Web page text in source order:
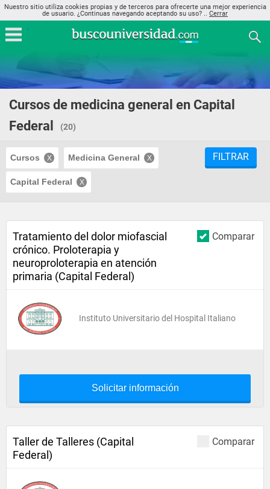
Nuestro sitio utiliza cookies propias y de terceros para ofrecerte una mejor experiencia
de usuario. ¿Continuas navegando aceptando su uso? .. Cerrar
Cursos de medicina general en Capital
Federal
(20)
Cursos Medicina General
Capital Federal
FILTRAR
Comparar
Tratamiento del dolor miofascial
crónico. Proloterapia y
neuroproloterapia en atención
primaria (Capital Federal)
Instituto Universitario del Hospital Italiano
Solicitar información
Comparar
Taller de Talleres (Capital
Federal)